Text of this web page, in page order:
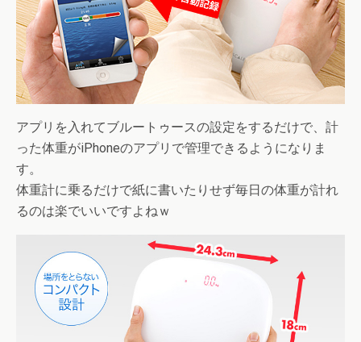
アプリを入れてブルートゥースの設定をするだけで、計
った体重がiPhoneのアプリで管理できるようになりま
す。
体重計に乗るだけで紙に書いたりせず毎日の体重が計れ
るのは楽でいいですよねｗ